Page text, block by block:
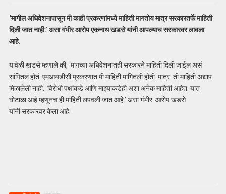
‘मागील अधिवेशनापासून मी काही प्रकरणांमध्ये माहिती मागतोय मात्र सरकारतर्फे माहिती
दिली जात नाही.’ असा गंभीर आरोप एकनाथ खडसे यांनी आपल्याच सरकारवर लावला
आहे.
यावेळी खडसे म्हणाले की, ‘मागच्या अधिवेशनातही सरकारने माहिती दिली जाईल असं
सांगितलं होतं. एमआयडीसी प्रकरणात मी माहिती मागितली होती. मात्र ती माहिती अद्याप
मिळालेली नाही. विरोधी पक्षांकडे आणि माझ्याकडेही अशा अनेक माहिती आहेत. यात
घोटाळा आहे म्हणूनच ही माहिती लपवली जात आहे.’ असा गंभीर आरोप खडसे
यांनी सरकारवर केला आहे.